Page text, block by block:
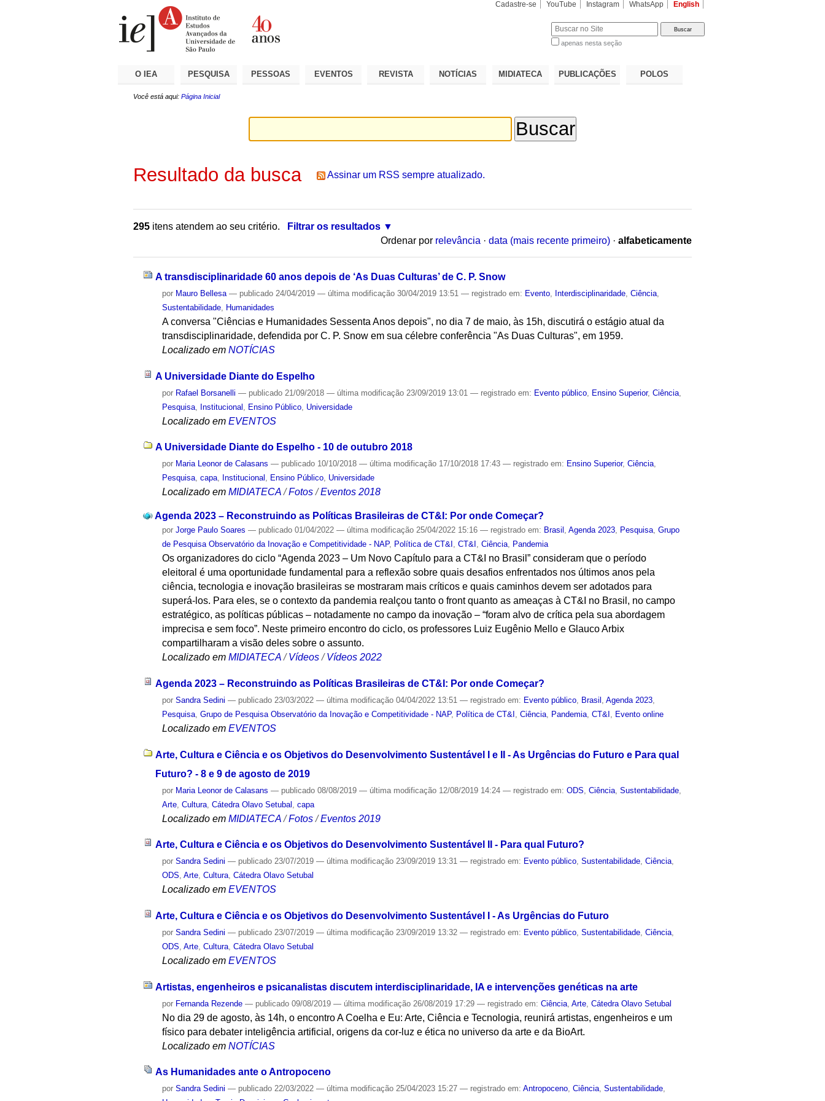
Cadastre-se YouTube Instagram WhatsApp English
apenas nesta seção
O IEA PESQUISA PESSOAS EVENTOS REVISTA NOTÍCIAS MIDIATECA PUBLICAÇÕES POLOS
Você está aqui: Página Inicial
Resultado da busca Assinar um RSS sempre atualizado.
295 itens atendem ao seu critério.
Filtrar os resultados
Ordenar por relevância · data (mais recente primeiro) · alfabeticamente
A transdisciplinaridade 60 anos depois de ‘As Duas Culturas’ de C. P. Snow
por Mauro Bellesa — publicado 24/04/2019— última modificação 30/04/2019 13:51— registrado em: Evento Interdisciplinaridade ,Ciência
Sustentabilidade
Humanidades
A conversa "Ciências e Humanidades Sessenta Anos depois", no dia 7 de maio, às 15h, discutirá o estágio atual da
transdisciplinaridade, defendida por C. P. Snow em sua célebre conferência "As Duas Culturas", em 1959.
Localizado em NOTÍCIAS
A Universidade Diante do Espelho
por Rafael Borsanelli — publicado 21/09/2018— última modificação 23/09/2019 13:01— registrado em: Evento público Ensino Superior,Ciência
Pesquisa Institucional Ensino Público Universidade
Localizado em EVENTOS
A Universidade Diante do Espelho - 10 de outubro 2018
por Maria Leonor de Calasans — publicado 10/10/2018— última modificação 17/10/2018 17:43— registrado em: Ensino Superior,Ciência,
Pesquisa,capa, Institucional , Ensino Público, Universidade
Localizado em MIDIATECA /Fotos /Eventos 2018
Agenda 2023 – Reconstruindo as Políticas Brasileiras de CT&I: Por onde Começar?
porJorge Paulo Soares — publicado 01/04/2022— última modificação 25/04/2022 15:16— registrado em: Brasil ,Agenda 2023, Pesquisa,Grupo
de Pesquisa Observatório da Inovação e Competitividade - NAP, Política de CT&I ,CT&I ,Ciência, Pandemia
Os organizadores do ciclo “Agenda 2023 – Um Novo Capítulo para a CT&I no Brasil” consideram que o período
eleitoral é uma oportunidade fundamental para a reflexão sobre quais desafios enfrentados nos últimos anos pela
ciência, tecnologia e inovação brasileiras se mostraram mais críticos e quais caminhos devem ser adotados para
superá-los. Para eles, se o contexto da pandemia realçou tanto o front quanto as ameaças à CT&I no Brasil, no campo
estratégico, as políticas públicas – notadamente no campo da inovação – “foram alvo de crítica pela sua abordagem
imprecisa e sem foco”. Neste primeiro encontro do ciclo, os professores Luiz Eugênio Mello e Glauco Arbix
compartilharam a visão deles sobre o assunto.
Localizado em MIDIATECA /Vídeos /Vídeos 2022
Agenda 2023 – Reconstruindo as Políticas Brasileiras de CT&I: Por onde Começar?
porSandra Sedini — publicado 23/03/2022— última modificação 04/04/2022 13:51— registrado em: Evento público Brasil ,Agenda 2023
Pesquisa ,Grupo de Pesquisa Observatório da Inovação e Competitividade - NAP, Política de CT&I ,Ciência Pandemia ,CT&I Evento online
Localizado em EVENTOS
Arte, Cultura e Ciência e os Objetivos do Desenvolvimento Sustentável I e II - As Urgências do Futuro e Para qual
Futuro? - 8 e 9 de agosto de 2019
por Maria Leonor de Calasans — publicado 08/08/2019— última modificação 12/08/2019 14:24— registrado em:ODS ,Ciência ,Sustentabilidade
Arte ,Cultura ,Cátedra Olavo Setubal ,capa
Localizado em MIDIATECA /Fotos /Eventos 2019
Arte, Cultura e Ciência e os Objetivos do Desenvolvimento Sustentável II - Para qual Futuro?
porSandra Sedini — publicado 23/07/2019— última modificação 23/09/2019 13:31— registrado em: Evento público,Sustentabilidade,Ciência,
ODS,Arte,Cultura,Cátedra Olavo Setubal
Localizado em EVENTOS
Arte, Cultura e Ciência e os Objetivos do Desenvolvimento Sustentável I - As Urgências do Futuro
porSandra Sedini — publicado 23/07/2019— última modificação 23/09/2019 13:32— registrado em: Evento público ,Sustentabilidade ,Ciência
ODS ,Arte ,Cultura ,Cátedra Olavo Setubal
Localizado em EVENTOS
Artistas, engenheiros e psicanalistas discutem interdisciplinaridade, IA e intervenções genéticas na arte
por Fernanda Rezende — publicado 09/08/2019— última modificação 26/08/2019 17:29— registrado em:Ciência ,Arte ,Cátedra Olavo Setubal
No dia 29 de agosto, às 14h, o encontro A Coelha e Eu: Arte, Ciência e Tecnologia, reunirá artistas, engenheiros e um
físico para debater inteligência artificial, origens da cor-luz e ética no universo da arte e da BioArt.
Localizado em NOTÍCIAS
As Humanidades ante o Antropoceno
porSandra Sedini — publicado 22/03/2022— última modificação 25/04/2023 15:27— registrado em:Antropoceno,Ciência,Sustentabilidade,